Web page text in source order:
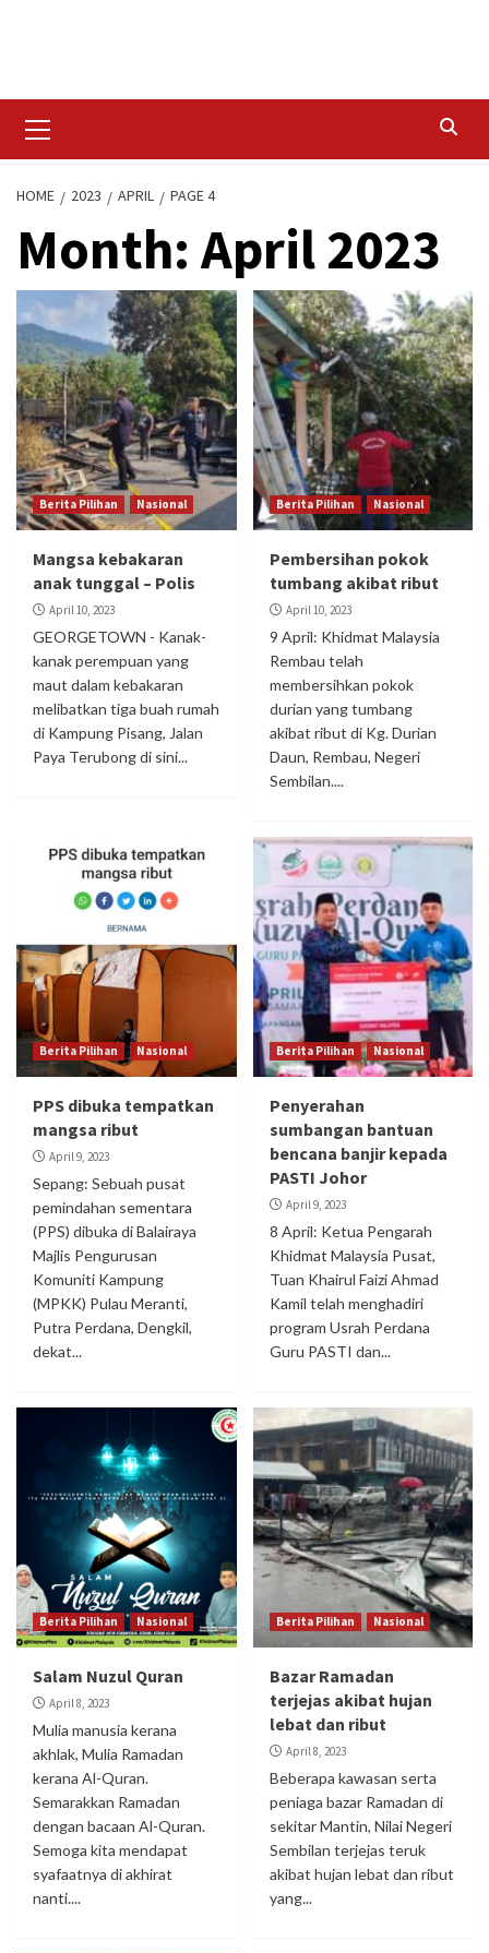
Menu
HOME 2023 APRIL PAGE 4
Month:April 2023
Berita Pilihan Nasional
Mangsa kebakaran
anak tunggal – Polis
April 10, 2023
GEORGETOWN - Kanak-
kanak perempuan yang
maut dalam kebakaran
melibatkan tiga buah rumah
di Kampung Pisang, Jalan
Paya Terubong di sini...
Berita Pilihan Nasional
Pembersihan pokok
tumbang akibat ribut
April 10, 2023
9 April: Khidmat Malaysia
Rembau telah
membersihkan pokok
durian yang tumbang
akibat ribut di Kg. Durian
Daun, Rembau, Negeri
Sembilan....
Berita Pilihan Nasional
PPS dibuka tempatkan
mangsa ribut
April 9, 2023
Sepang: Sebuah pusat
pemindahan sementara
(PPS) dibuka di Balairaya
Majlis Pengurusan
Komuniti Kampung
(MPKK) Pulau Meranti,
Putra Perdana, Dengkil,
dekat...
Berita Pilihan Nasional
Penyerahan
sumbangan bantuan
bencana banjir kepada
PASTI Johor
April 9, 2023
8 April: Ketua Pengarah
Khidmat Malaysia Pusat,
Tuan Khairul Faizi Ahmad
Kamil telah menghadiri
program Usrah Perdana
Guru PASTI dan...
Berita Pilihan Nasional
Salam Nuzul Quran
April 8, 2023
Mulia manusia kerana
akhlak, Mulia Ramadan
kerana Al-Quran.
Semarakkan Ramadan
dengan bacaan Al-Quran.
Semoga kita mendapat
syafaatnya di akhirat
nanti....
Berita Pilihan Nasional
Bazar Ramadan
terjejas akibat hujan
lebat dan ribut
April 8, 2023
Beberapa kawasan serta
peniaga bazar Ramadan di
sekitar Mantin, Nilai Negeri
Sembilan terjejas teruk
akibat hujan lebat dan ribut
yang...